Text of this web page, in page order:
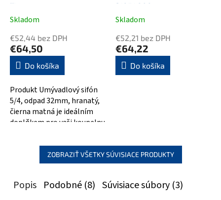
čierna mat
Skladom
€52,44 bez DPH
€64,50
Do košíka
Produkt Umývadlový sifón
5/4, odpad 32mm, hranatý,
čierna matná je ideálním
doplňkem pro vaši koupelnu
nadčasový design...
21054800
Skladom
€52,21 bez DPH
€64,22
Do košíka
ZOBRAZIŤ VŠETKY SÚVISIACE PRODUKTY
Popis Podobné (8) Súvisiace súbory (3)